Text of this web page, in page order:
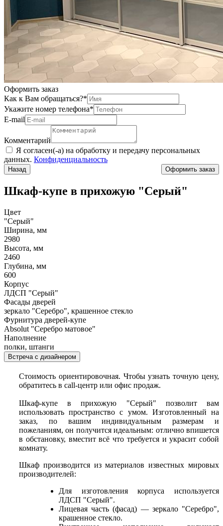
Оформить заказ
Как к Вам обращаться?*
Укажите номер телефона*
Е-mail
Комментарий
Я согласен(-а) на обработку и передачу персональных
данных. Конфиденциальность
Назад
Шкаф-купе в прихожую "Серый"
Цвет
"Серый"
Ширина, мм
2980
Высота, мм
2460
Глубина, мм
600
Корпус
ЛДСП "Серый"
Фасады дверей
зеркало "Серебро", крашенное стекло
Фурнитура дверей-купе
Absolut "Серебро матовое"
Наполнение
полки, штанги
Встреча с дизайнером
Стоимость ориентировочная. Чтобы узнать точную цену,
обратитесь в call-центр или офис продаж.
Шкаф-купе в прихожую "Серый" позволит вам
использовать пространство с умом. Изготовленный на
заказ, по вашим индивидуальным размерам и
пожеланиям, он получится идеальным: отлично впишется
в обстановку, вместит всё что требуется и украсит собой
комнату.
Шкаф производится из материалов известных мировых
производителей:
Для изготовления корпуса используется
ЛДСП "Серый".
Лицевая часть (фасад) — зеркало "Серебро",
крашенное стекло.